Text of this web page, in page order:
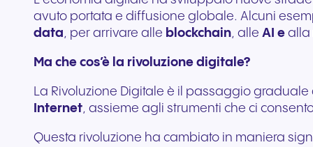
avuto portata e diffusione globale. Alcuni
data, per arrivare alle blockchain, alle AI e alla
Ma che cos’è la rivoluzione digitale?
La Rivoluzione Digitale è il passaggio
Internet, assieme agli strumenti che ci
Questa rivoluzione ha cambiato in maniera